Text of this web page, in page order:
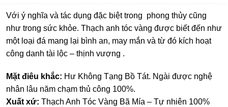
Với ý nghĩa và tác dụng đặc biệt trong phong thủy cũng
như trong sức khỏe. Thạch anh tóc vàng được biết đến như
một loại đá mang lại bình an, may mắn và từ đó kích hoạt
công danh tài lộc – thịnh vượng .
Mặt điêu khắc: Hư Không Tạng Bồ Tát. Ngài được nghệ
nhân lâu năm chạm thủ công 100%.
Xuất xứ: Thạch Anh Tóc Vàng Bã Mía – Tự nhiên 100%